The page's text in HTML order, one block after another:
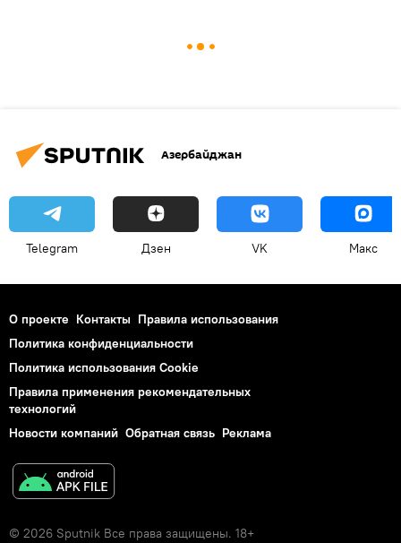
Азербайджан
Telegram Дзен VK Макс
О проекте Контакты Правила использования
Политика конфиденциальности
Политика использования Cookie
Правила применения рекомендательных
технологий
Новости компаний Обратная связь Реклама
© 2026 Sputnik Все права защищены. 18+